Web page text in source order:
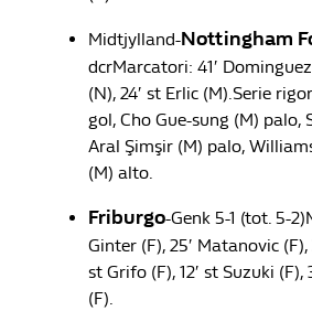
Midtjylland-Nottingham
dcrMarcatori: 41′ Dominguez
(N), 24′ st Erlic (M).Serie
gol, Cho Gue-sung (M) palo,
Aral Şimşir (M) palo,
(M) alto.
Friburgo-Genk 5-1 (tot. 5-
Ginter (F), 25′ Matanovic (F),
st Grifo (F), 12′ st Suzuki (F),
(F).